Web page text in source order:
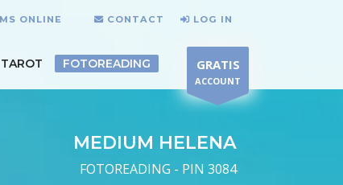
ONLINE CONTACT LOG IN
TAROT FOTOREADING GRATIS
ACCOUNT
MEDIUM HELENA
FOTOREADING - PIN 3084